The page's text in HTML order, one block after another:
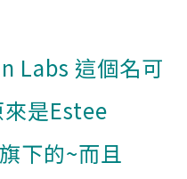
Labs 這個名可
是Estee
下的~而且